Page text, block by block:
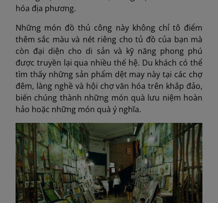
hóa địa phương.
Những món đồ thủ công này không chỉ tô điểm
thêm sắc màu và nét riêng cho tủ đồ của bạn mà
còn đại diện cho di sản và kỹ năng phong phú
được truyền lại qua nhiều thế hệ. Du khách có thể
tìm thấy những sản phẩm dệt may này tại các chợ
đêm, làng nghề và hội chợ văn hóa trên khắp đảo,
biến chúng thành những món quà lưu niệm hoàn
hảo hoặc những món quà ý nghĩa.